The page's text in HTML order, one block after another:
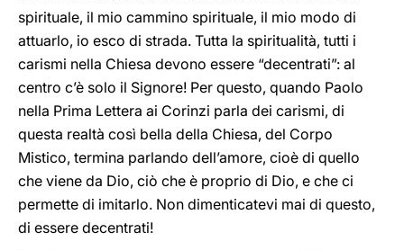
spirituale, il mio cammino spirituale, il mio modo di
attuarlo, io esco di strada. Tutta la spiritualità, tutti i
carismi nella Chiesa devono essere “decentrati”: al
centro c’è solo il Signore! Per questo, quando Paolo
nella Prima Lettera ai Corinzi parla dei carismi, di
questa realtà così bella della Chiesa, del Corpo
Mistico, termina parlando dell’amore, cioè di quello
che viene da Dio, ciò che è proprio di Dio, e che ci
permette di imitarlo. Non dimenticatevi mai di questo,
di essere decentrati!